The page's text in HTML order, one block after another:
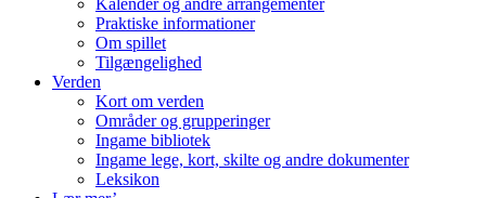
Kalender og andre arrangementer
Praktiske informationer
Om spillet
Tilgængelighed
Verden
Kort om verden
Områder og grupperinger
Ingame bibliotek
Ingame lege, kort, skilte og andre dokumenter
Leksikon